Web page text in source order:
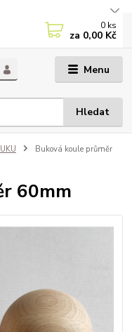
Menu
Hledat
0 ks
za 0,00 Kč
Buková koule průměr
60mm